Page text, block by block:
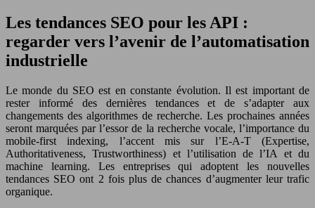
Les tendances SEO pour les API :
regarder vers l’avenir de l’automatisation
industrielle
Le monde du SEO est en constante évolution. Il est important de
rester informé des dernières tendances et de s’adapter aux
changements des algorithmes de recherche. Les prochaines années
seront marquées par l’essor de la recherche vocale, l’importance du
mobile-first indexing, l’accent mis sur l’E-A-T (Expertise,
Authoritativeness, Trustworthiness) et l’utilisation de l’IA et du
machine learning. Les entreprises qui adoptent les nouvelles
tendances SEO ont 2 fois plus de chances d’augmenter leur trafic
organique.